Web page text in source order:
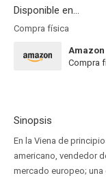
Disponible en...
Compra física
Amazon
Compra
Sinopsis
En la Viena de
americano, vendedor
mercado europeo;